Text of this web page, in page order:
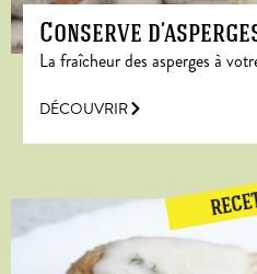
Conserve
La fraîcheur des asperges à
DÉCOUVRIR